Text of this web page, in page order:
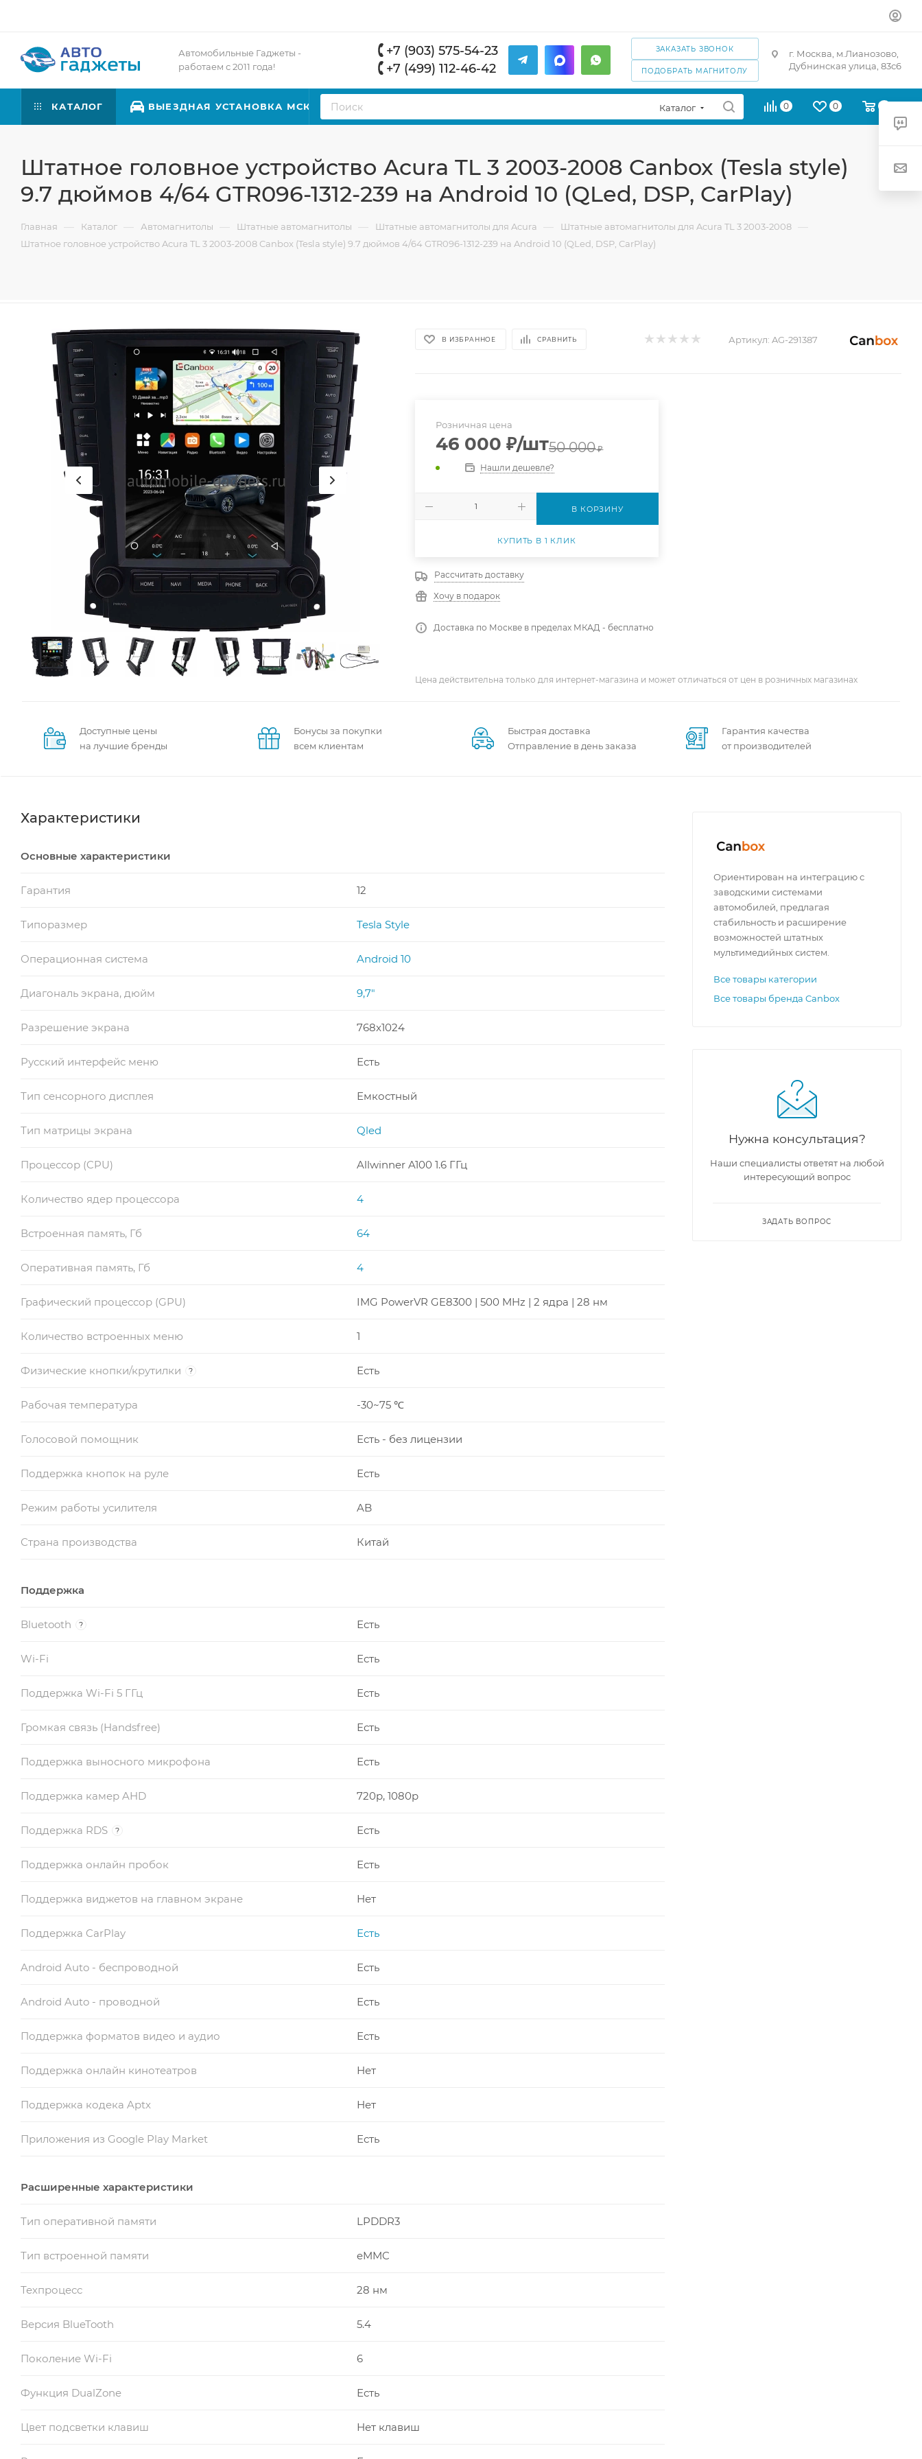
Автомобильные Гаджеты -
работаем с 2011 года!
+7 (903) 575-54-23
+7 (499) 112-46-42
ЗАКАЗАТЬ ЗВОНОК
ПОДОБРАТЬ МАГНИТОЛУ
г. Москва, м.Лианозово,
Дубнинская улица, 83с6
КАТАЛОГ ВЫЕЗДНАЯ УСТАНОВКА МСК Каталог 0 0
Штатное головное устройство Acura TL 3 2003-2008 Canbox (Tesla style)
9.7 дюймов 4/64 GTR096-1312-239 на Android 10 (QLed, DSP, CarPlay)
Главная — Каталог — Автомагнитолы — Штатные автомагнитолы — Штатные автомагнитолы для Acura — Штатные автомагнитолы для Acura TL 3 2003-2008 —
Штатное головное устройство Acura TL 3 2003-2008 Canbox (Tesla style) 9.7 дюймов 4/64 GTR096-1312-239 на Android 10 (QLed, DSP, CarPlay)
В ИЗБРАННОЕ СРАВНИТЬ Артикул: AG-291387
Розничная цена
46 000 ₽/шт50 000₽
Нашли дешевле?
В КОРЗИНУ
КУПИТЬ В 1 КЛИК
Рассчитать доставку
Хочу в подарок
Доставка по Москве в пределах МКАД - бесплатно
Цена действительна только для интернет-магазина и может отличаться от цен в розничных магазинах
Доступные цены
на лучшие бренды
Бонусы за покупки
всем клиентам
Быстрая доставка
Отправление в день заказа
Гарантия качества
от производителей
Характеристики
Основные характеристики
Гарантия 12
Типоразмер Tesla Style
Операционная система Android 10
Диагональ экрана, дюйм 9,7"
Разрешение экрана 768x1024
Русский интерфейс меню Есть
Тип сенсорного дисплея Емкостный
Тип матрицы экрана Qled
Процессор (CPU) Allwinner A100 1.6 ГГц
Количество ядер процессора 4
Встроенная память, Гб 64
Оперативная память, Гб 4
Графический процессор (GPU) IMG PowerVR GE8300 | 500 MHz | 2 ядра | 28 нм
Количество встроенных меню 1
Физические кнопки/крутилки ? Есть
Рабочая температура -30~75 ℃
Голосовой помощник Есть - без лицензии
Поддержка кнопок на руле Есть
Режим работы усилителя AB
Страна производства Китай
Поддержка
Bluetooth ? Есть
Wi-Fi Есть
Поддержка Wi-Fi 5 ГГц Есть
Громкая связь (Handsfree) Есть
Поддержка выносного микрофона Есть
Поддержка камер AHD 720p, 1080p
Поддержка RDS ? Есть
Поддержка онлайн пробок Есть
Поддержка виджетов на главном экране Нет
Поддержка CarPlay Есть
Android Auto - беспроводной Есть
Android Auto - проводной Есть
Поддержка форматов видео и аудио Есть
Поддержка онлайн кинотеатров Нет
Поддержка кодека Aptx Нет
Приложения из Google Play Market Есть
Расширенные характеристики
Тип оперативной памяти LPDDR3
Тип встроенной памяти eMMC
Техпроцесс 28 нм
Версия BlueTooth 5.4
Поколение Wi-Fi 6
Функция DualZone Есть
Цвет подсветки клавиш Нет клавиш
Ориентирован на интеграцию с
заводскими системами
автомобилей, предлагая
стабильность и расширение
возможностей штатных
мультимедийных систем.
Все товары категории
Все товары бренда Canbox
Нужна консультация?
Наши специалисты ответят на любой
интересующий вопрос
ЗАДАТЬ ВОПРОС